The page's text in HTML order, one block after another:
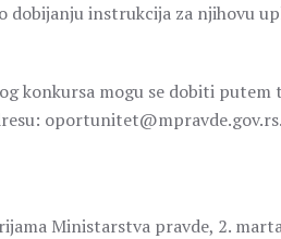
dobijanju instrukcija za njihovu
konkursa mogu se dobiti
Ministarstva pravde, 2.